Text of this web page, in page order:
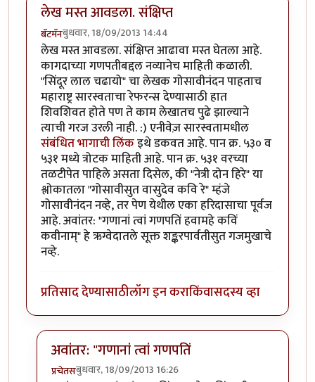
लेख मस्त आवडला. संक्षिप्त
बॅटमॅनबुधवार, 18/09/2013 14:44
लेख मस्त आवडला. संक्षिप्त आढावा मस्त घेतला आहे.
कागदाच्या गणपतीबद्दल नव्यानेच माहिती कळाली.
"सिंदूर लाल चढायो" चा लेखक गोसावीनंदन पाहताच
महाराष्ट्र सारस्वताचा रेफरन्स देण्यासाठी हात
शिवशिवत होते पण ते काम लेखातच पुढे झाल्याने
त्याची गरज उरली नाही. :) एनीवेज़ सारस्वतामधील
संबंधित भागाची लिंकइथे डकवत आहे. पान क्र. ५३० व
५३१ मध्ये त्रोटक माहिती आहे. पान क्र. ५३१ वरच्या
तळटीपेत पाहिले असता दिसेल, की "नेत्री दोन हिरे" या
श्लोकातला "गोसावीसुत वासुदेव कवि रे" म्हंजे
गोसावीनंदन नव्हे, तर पेण येथील एका हरिदासाचा पूर्वज
आहे. अवांतर: "गणानां त्वां गणपतिं हवामहे कविं
कवीनाम्" हे ऋग्वेदातले सूक्त शङ्करपार्वतीसुत गजमुखाचे
नव्हे.
प्रतिसाद देण्यासाठीलॉग इन कराकिंवासदस्य व्हा
अवांतर: "गणानां त्वां गणपतिं
प्रचेतसबुधवार, 18/09/2013 16:26